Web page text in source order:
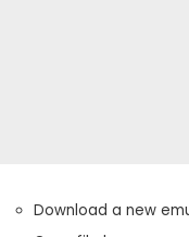
Download a new